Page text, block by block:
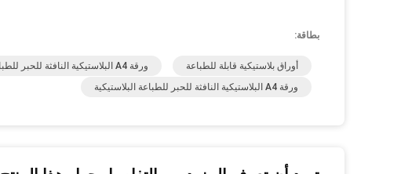
بطاقة:
أوراق بلاستيكية قابلة للطباعة
ورقة A4 البلاستيكية النافثة للحبر للطباعة,ورقة بطاقة PVC حجم A4
ورقة A4 البلاستيكية النافثة للحبر للطباعة البلاستيكية